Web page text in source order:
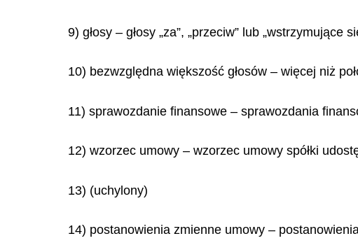
9) głosy – głosy „za”, „przeciw” lub
10) bezwzględna większość głosów – więcej niż
11) sprawozdanie finansowe – sprawozdania
12) wzorzec umowy – wzorzec umowy spółki
13) (uchylony)
14) postanowienia zmienne umowy –